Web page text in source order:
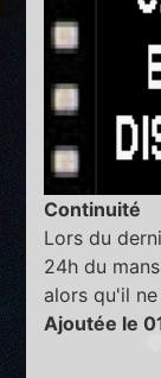
Continuité
Lors du
24h du
alors qu'il
Ajoutée le